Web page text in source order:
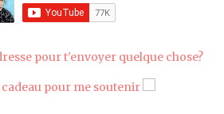
pour t'envoyer quelque chose?
pour me soutenir